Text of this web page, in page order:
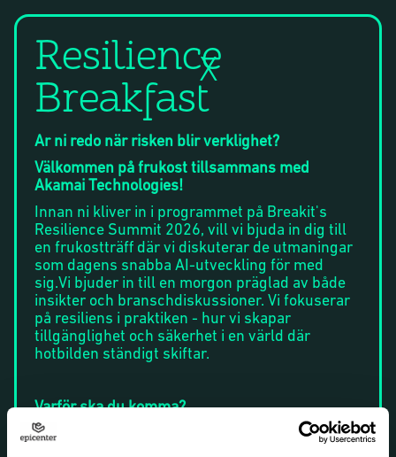
Resilience
Breakfast
Är ni redo när risken blir verklighet?
Välkommen på frukost tillsammans med
Akamai Technologies!
Innan ni kliver in i programmet på Breakit's
Resilience Summit 2026, vill vi bjuda in dig till
en frukostträff där vi diskuterar de utmaningar
som dagens snabba AI-utveckling för med
sig.Vi bjuder in till en morgon präglad av både
insikter och branschdiskussioner. Vi fokuserar
på resiliens i praktiken - hur vi skapar
tillgänglighet och säkerhet i en värld där
hotbilden ständigt skiftar.
Varför ska du komma?
• Frukost av det bättre slaget: Starta dagen
X